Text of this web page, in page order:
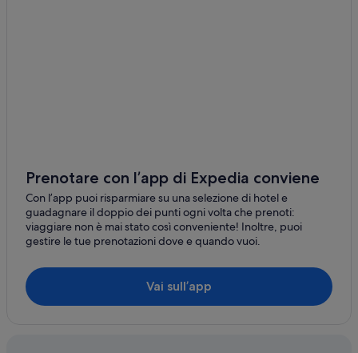
Argentario Golf Club: hotel nelle vicinanze
Santa Liberata: hotel
Acquario Mediterraneo dell'Argentario: hotel nelle
vicinanze
Spiaggia La Soda: hotel nelle vicinanze
Monte Argentario: hotel Relais & Chateaux
Prenotare con l’app di Expedia conviene
Con l’app puoi risparmiare su una selezione di hotel e
guadagnare il doppio dei punti ogni volta che prenoti:
viaggiare non è mai stato così conveniente! Inoltre, puoi
gestire le tue prenotazioni dove e quando vuoi.
Vai sull’app